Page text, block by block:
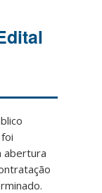
abertura